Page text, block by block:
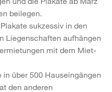
beilegen.
sukzessiv in den
Liegenschaften aufhängen
mit dem Miet­
in über 500 Hauseingängen
den anderen